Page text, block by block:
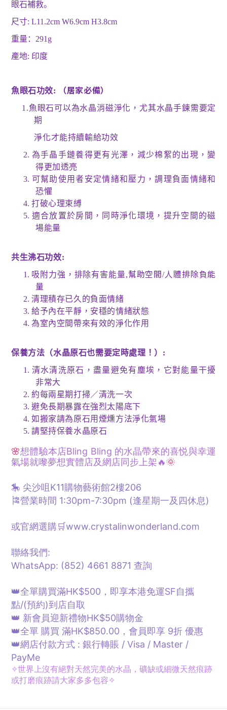
眼石補救。
尺寸: L11.2cm W6.9cm H3.8cm
重量： 291 g
產地: 印度
魚眼石功效: （居家必備）
1.魚眼石可以為水晶消磁淨化，尤其水晶手鍊需要定
期
淨化才能持續輸給功效
2. 為手晶手鏈養得更有光澤，減少棉絮的出現，變
得更加透亮
3. 可幫助使用者安定情緒和壓力，調理負面情緒和
恐懼
4. 打破心理束縛
5. 適合放置於房間，同時淨化環境，提升空間的磁
場能量
共生沸石功效:
1. 吸附力強，排除有害能量,幫助空間/人體排除負能
量
2. 清理積存已久的負面情緒
3. 給予內在平靜，安穩的情緒狀態
4. 為室內空間帶來有效的淨化作用
保養方法（水晶原石也需要定時處理！） :
1. 清水清洗原石，盡量避免有塵埃，它對能量干擾
非常大
2. 約每兩星期打掃／清洗一次
3. 避免長期暴露在強烈太陽底下
4. 如搬家請為原石用煙燻方法淨化氣場
5. 請堅持保養水晶原石
🌸想體驗本店Bling Bling 的水晶帶來的喜悦與幸運
氣場就嚟夢想實體店及網店同步上架🔥🌞
🎠 尖沙咀K11購物藝術館2樓206
🎏營業時間 1:30pm-7:30pm (逢星期一及四休息)
或官網選購🛒www.crystalinwonderland.com
聯絡我們:
WhatsApp: (852) 4661 8871 查詢
👑全單購買滿HK$500，即享本港免運SF自攜
點/(預約)到店自取
👑 新會員迎新禮物HK$50購物金
👑全單 購買 滿HK$850.00，會員即享 9折 優惠
👑網店付款方式 : 銀行轉賬 / Visa / Master /
PayMe
✧世界上沒有絕對天然完美的水晶，礦缺或細微天然痕跡
或打磨痕跡請大家多多包容✧